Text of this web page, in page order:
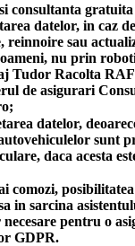
consultanta
datelor, in caz
reinnoire sau
nu prin
Tudor Racolta
de asigurari
datelor,
sunt
daca acesta
comozi,
in sarcina
pentru o
GDPR.